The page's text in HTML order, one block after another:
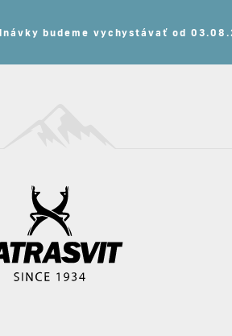
na všetky nezľavnené produkty s